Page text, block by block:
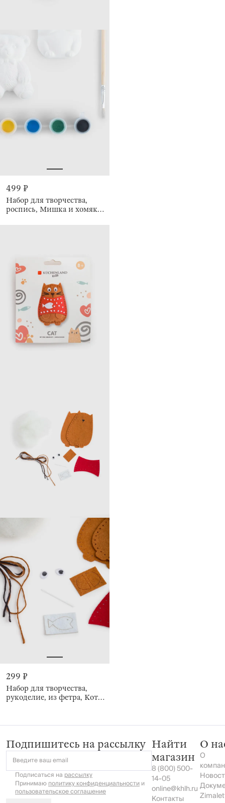
499 ₽
Набор для творчества,
роспись, Мишка и хомяк,
299 ₽
Набор для творчества,
рукоделие, из фетра, Кот,
Подпишитесь на рассылку
Введите ваш email
Подписаться на рассылку
Принимаюполитику конфиденциальностии
пользовательское соглашение
Найти
магазин
8 (800) 500-
14-05
online@khlh.ru
Контакты
О
О